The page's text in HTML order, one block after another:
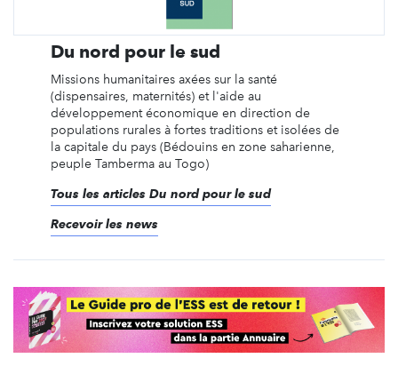
Du nord pour le sud
Missions humanitaires axées sur la santé
(dispensaires, maternités) et l'aide au
développement économique en direction de
populations rurales à fortes traditions et isolées de
la capitale du pays (Bédouins en zone saharienne,
peuple Tamberma au Togo)
Tous les articles Du nord pour le sud
Recevoir les news